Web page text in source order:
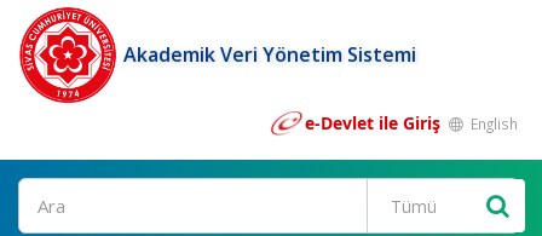
Akademik Veri Yönetim Sistemi
e-Devlet ile Giriş English
Ara